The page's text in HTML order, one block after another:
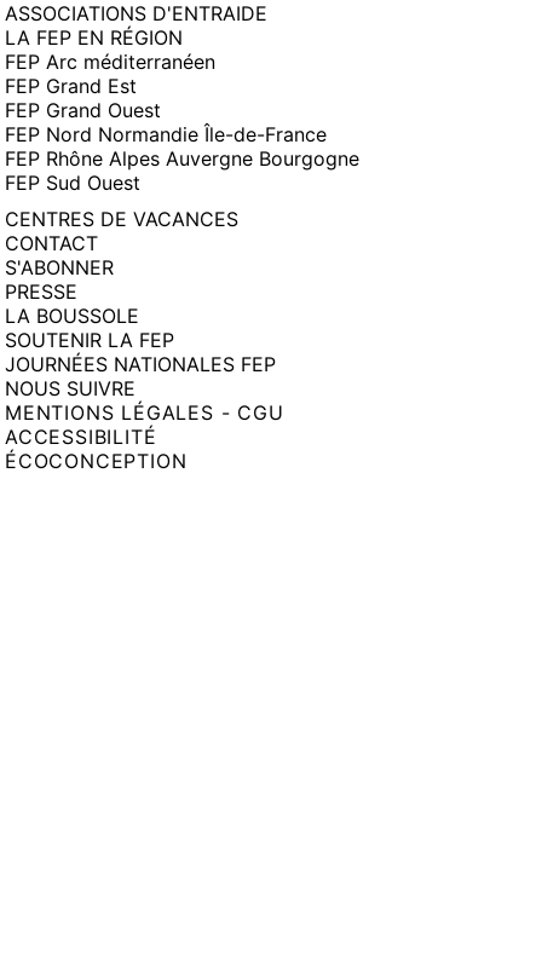
ASSOCIATIONS D'ENTRAIDE
LA FEP EN RÉGION
FEP Arc méditerranéen
FEP Grand Est
FEP Grand Ouest
FEP Nord Normandie Île-de-France
FEP Rhône Alpes Auvergne Bourgogne
FEP Sud Ouest
CENTRES DE VACANCES
CONTACT
S'ABONNER
PRESSE
LA BOUSSOLE
SOUTENIR LA FEP
JOURNÉES NATIONALES FEP
NOUS SUIVRE
MENTIONS LÉGALES - CGU
ACCESSIBILITÉ
ÉCOCONCEPTION